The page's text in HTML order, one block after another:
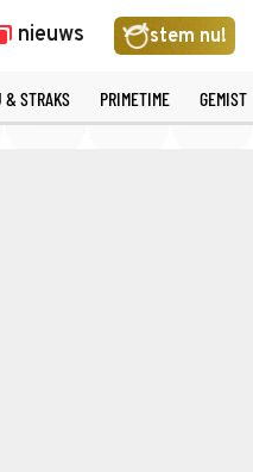
nieuws stem nu!
& STRAKS PRIMETIME GEMIST